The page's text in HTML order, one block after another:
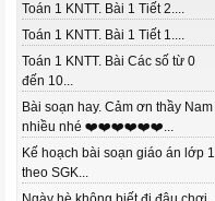
Toán 1 KNTT. Bài 1 Tiết 2....
Toán 1 KNTT. Bài 1 Tiết 1....
Toán 1 KNTT. Bài Các số từ 0
đến 10...
Bài soạn hay. Cảm ơn thầy Nam
nhiều nhé ❤️❤️❤️❤️❤️❤️...
Kế hoạch bài soạn giáo án lớp 1
theo SGK...